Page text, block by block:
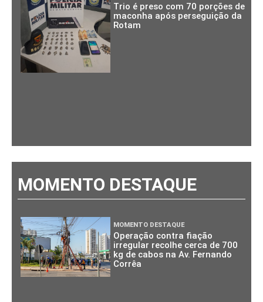
Trio é preso com 70 porções de
maconha após perseguição da
Rotam
MOMENTO DESTAQUE
MOMENTO DESTAQUE
Operação contra fiação
irregular recolhe cerca de 700
kg de cabos na Av. Fernando
Corrêa